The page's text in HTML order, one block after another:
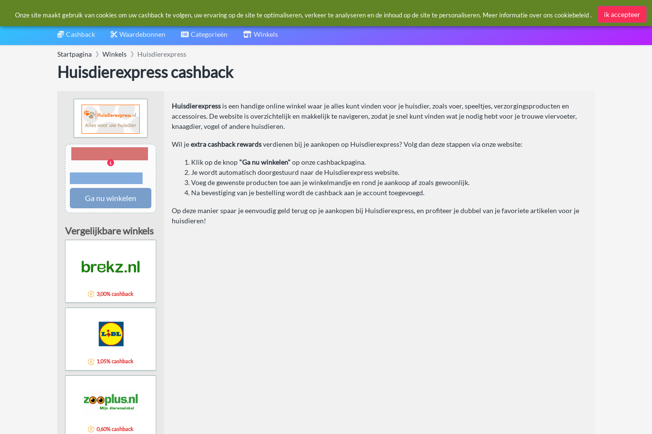
Aanmelden / Register
Cashback Waardebonnen Categorieën Winkels
Startpagina Winkels Huisdierexpress
Huisdierexpress cashback
Huisdierexpress is een handige online winkel waar je alles kunt vinden voor je huisdier, zoals voer, speeltjes, verzorgingsproducten en
accessoires. De website is overzichtelijk en makkelijk te navigeren, zodat je snel kunt vinden wat je nodig hebt voor je trouwe viervoeter,
knaagdier, vogel of andere huisdieren.
Wil jeextra cashback rewardsverdienen bij je aankopen op Huisdierexpress? Volg dan deze stappen via onze website:
Klik op de knop "Ga nu winkelen" op onze cashbackpagina.
Je wordt automatisch doorgestuurd naar de Huisdierexpress website.
Voeg de gewenste producten toe aan je winkelmandje en rond je aankoop af zoals gewoonlijk.
Na bevestiging van je bestelling wordt de cashback aan je account toegevoegd.
Op deze manier spaar je eenvoudig geld terug op je aankopen bij Huisdierexpress, en profiteer je dubbel van je favoriete artikelen voor je
huisdieren!
Voorwaarden en
Ga nu winkelen
Vergelijkbare winkels
3,00% cashback
1,05% cashback
0,60% cashback
Onze site maakt gebruik van cookies om uw cashback te volgen, uw ervaring op de site te optimaliseren, verkeer te analyseren en de inhoud op de site te personaliseren. Meer informatie over ons cookiebeleid. ik accepteer